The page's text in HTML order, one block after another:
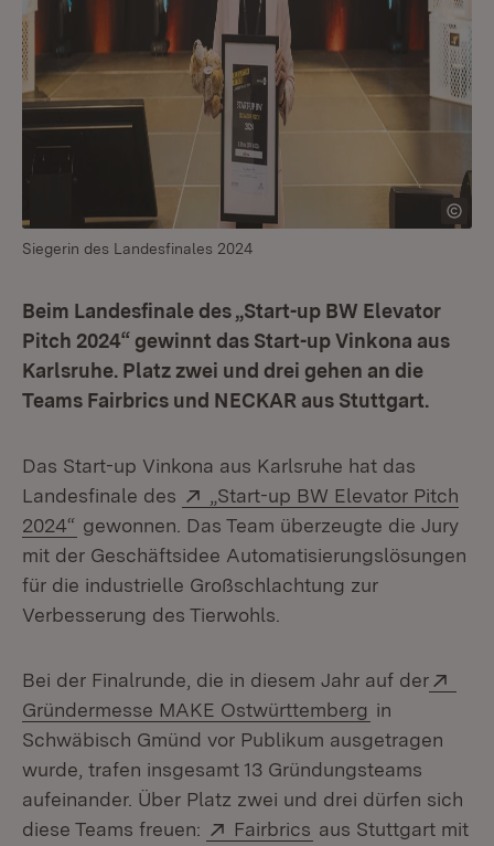
Siegerin des Landesfinales 2024
Beim Landesfinale des „Start-up BW Elevator
Pitch 2024“ gewinnt das Start-up Vinkona aus
Karlsruhe. Platz zwei und drei gehen an die
Teams Fairbrics und NECKAR aus Stuttgart.
Das Start-up Vinkona aus Karlsruhe hat das
Landesfinale des
Extern:
„Start-up BW Elevator Pitch
2024“ (Öffnet in neuem Fenster)
gewonnen. Das Team überzeugte die Jury
mit der Geschäftsidee Automatisierungslösungen
für die industrielle Großschlachtung zur
Verbesserung des Tierwohls.
Bei der Finalrunde, die in diesem Jahr auf der
Gründermesse MAKE Ostwürttemberg (Öffnet in
in
Schwäbisch Gmünd vor Publikum ausgetragen
wurde, trafen insgesamt 13 Gründungsteams
aufeinander. Über Platz zwei und drei dürfen sich
diese Teams freuen:
Extern:
Fairbrics (Öffnet in neuem
aus Stuttgart mit